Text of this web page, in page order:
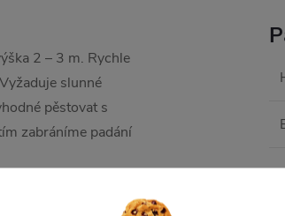
2 – 3 m. Rychle
slunné
pěstovat s
zabráníme padání